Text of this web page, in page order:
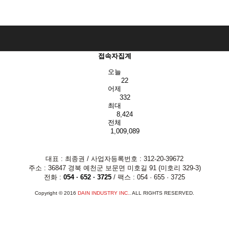
접속자집계
오늘
22
어제
332
최대
8,424
전체
1,009,089
대표 : 최종권 / 사업자등록번호 : 312-20-39672
주소 : 36847 경북 예천군 보문면 미호길 91 (미호리 329-3)
전화 : 054 · 652 · 3725 / 팩스 : 054 · 655 · 3725
Copyright © 2016 DAIN INDUSTRY INC. . ALL RIGHTS RESERVED.